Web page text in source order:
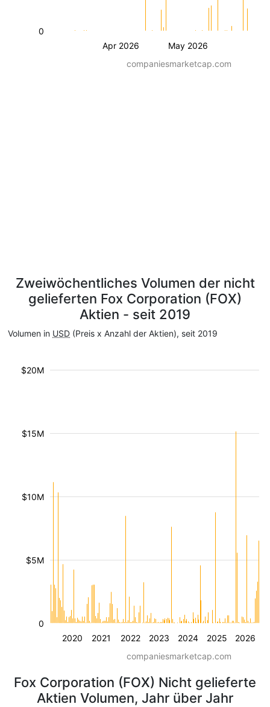
Apr 2026 May 2026
0
companiesmarketcap.com
Zweiwöchentliches Volumen der nicht
gelieferten Fox Corporation (FOX)
Aktien - seit 2019
Volumen in USD (Preis x Anzahl der Aktien), seit 2019
2020 2021 2022 2023 2024 2025 2026
$5M
$10M
$15M
$20M
0
companiesmarketcap.com
Fox Corporation (FOX) Nicht gelieferte
Aktien Volumen, Jahr über Jahr